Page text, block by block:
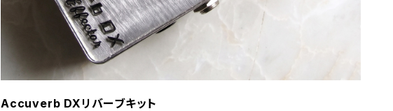
Accuverb DXリバーブキット